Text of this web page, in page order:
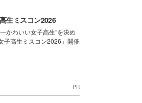
生ミスコン2026
かわいい女子高生”を決め
子高生ミスコン2026」開催
PR